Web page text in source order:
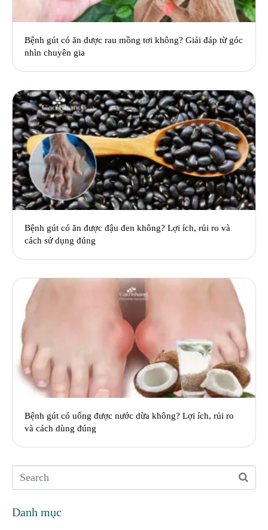
Bệnh gút có ăn được rau mồng tơi không? Giải đáp từ góc
nhìn chuyên gia
Bệnh gút có ăn được đậu đen không? Lợi ích, rủi ro và
cách sử dụng đúng
Bệnh gút có uống được nước dừa không? Lợi ích, rủi ro
và cách dùng đúng
Danh mục